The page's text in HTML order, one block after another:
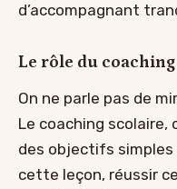
d’accompagnant
Le rôle du
On ne parle pas de
Le coaching scolaire,
des objectifs simples
cette leçon, réussir